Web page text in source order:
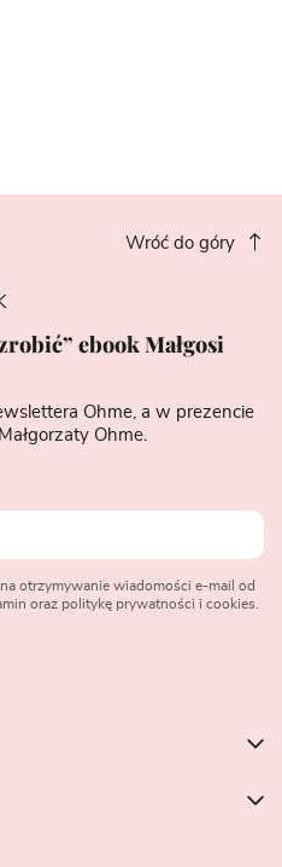
Wróć do góry
ebook Małgosi
Ohme, a w prezencie
Ohme.
otrzymywanie wiadomości e-mail od
oraz politykę prywatności i cookies.